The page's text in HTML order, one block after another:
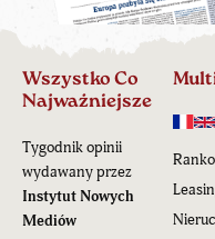
Wszystko Co
Najważniejsze
Tygodnik opinii
wydawany przez
Instytut Nowych
Mediów